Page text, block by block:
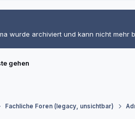
wurde archiviert und kann nicht mehr
gehen
Fachliche Foren (legacy, unsichtbar)